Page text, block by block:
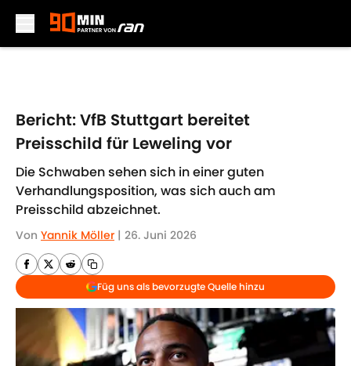
Bericht: VfB Stuttgart bereitet
Preisschild für Leweling vor
Die Schwaben sehen sich in einer guten
Verhandlungsposition, was sich auch am
Preisschild abzeichnet.
Von Yannik Möller | 26. Juni 2026
Füg uns als bevorzugte Quelle hinzu